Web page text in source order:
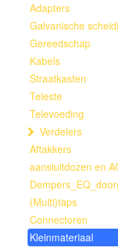
Adapters
Galvanische
Gereedschap
Kabels
Straatkasten
Teleste
Televoeding
Verdelers
Aftakkers
aansluitdozen en
(Multi)taps
Connectoren
Kleinmateriaal